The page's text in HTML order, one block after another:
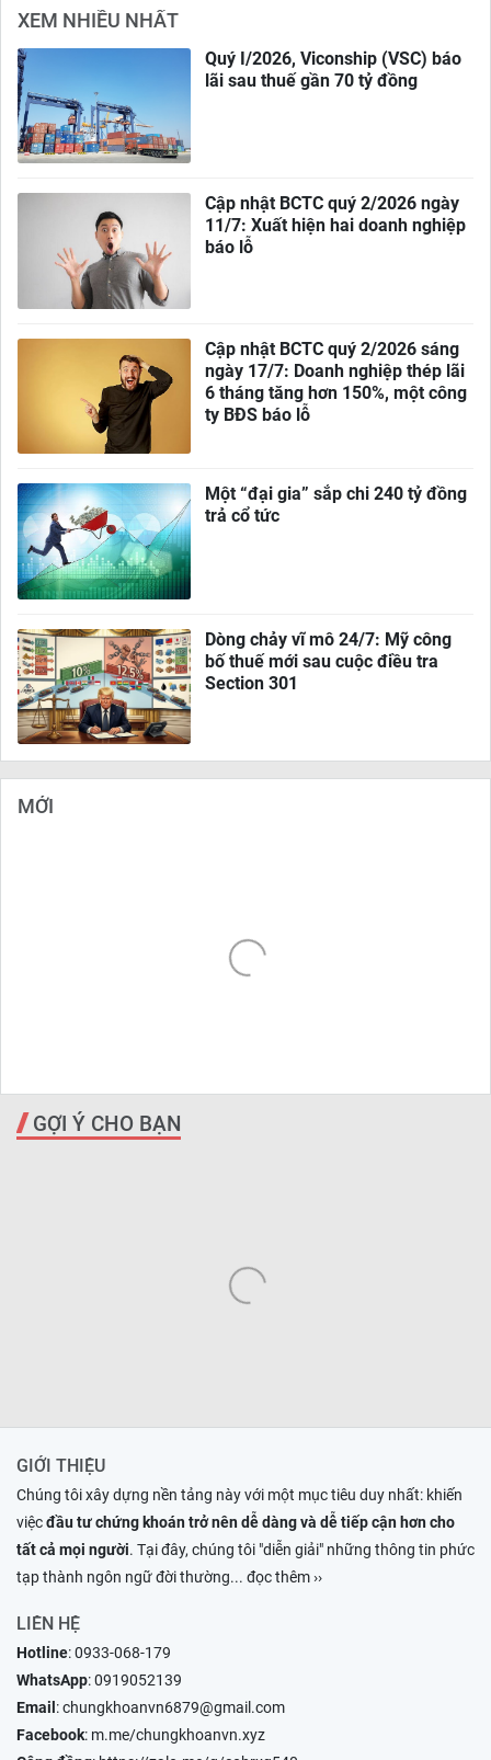
XEM NHIỀU NHẤT
Quý I/2026, Viconship (VSC) báo
lãi sau thuế gần 70 tỷ đồng
Cập nhật BCTC quý 2/2026 ngày
11/7: Xuất hiện hai doanh nghiệp
báo lỗ
Cập nhật BCTC quý 2/2026 sáng
ngày 17/7: Doanh nghiệp thép lãi
6 tháng tăng hơn 150%, một công
ty BĐS báo lỗ
Một “đại gia” sắp chi 240 tỷ đồng
trả cổ tức
Dòng chảy vĩ mô 24/7: Mỹ công
bố thuế mới sau cuộc điều tra
Section 301
MỚI
GỢI Ý CHO BẠN
GIỚI THIỆU
Chúng tôi xây dựng nền tảng này với một mục tiêu duy nhất: khiến
việcđầu tư chứng khoán trở nên dễ dàng và dễ tiếp cận hơn cho
tất cả mọi người. Tại đây, chúng tôi "diễn giải" những thông tin phức
tạp thành ngôn ngữ đời thường... đọc thêm ››
LIÊN HỆ
Hotline:0933-068-179
WhatsApp:0919052139
Email :chungkhoanvn6879@gmail.com
Facebook: m.me/chungkhoanvn.xyz